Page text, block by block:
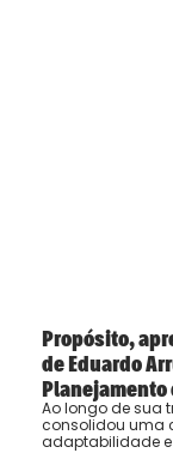
Propósito,
de Eduardo
Planejamento
Ao longo de sua
consolidou uma
adaptabilidade